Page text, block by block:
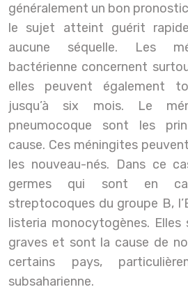
généralement un bon
le sujet atteint guérit
aucune séquelle. Les
bactérienne concernent
elles peuvent également
jusqu’à six mois. Le
pneumocoque sont les
cause. Ces méningites
les nouveau-nés. Dans ce
germes qui sont en
streptocoques du groupe B,
listeria monocytogènes.
graves et sont la cause de
certains pays,
subsaharienne.